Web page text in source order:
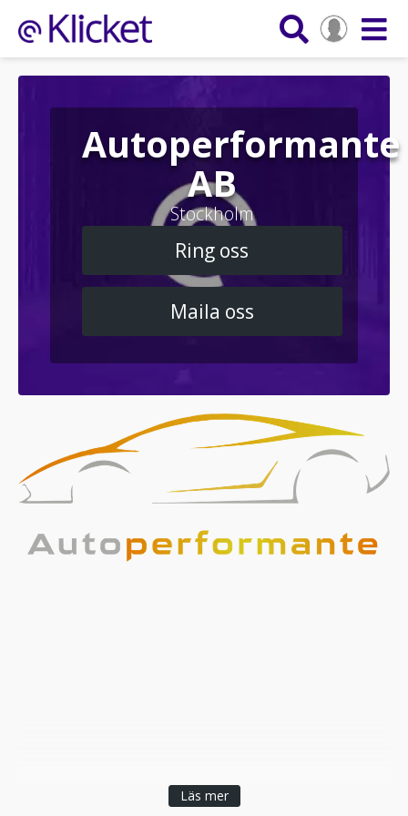
Autoperformante
AB
Stockholm
Ring oss
Maila oss
Läs mer